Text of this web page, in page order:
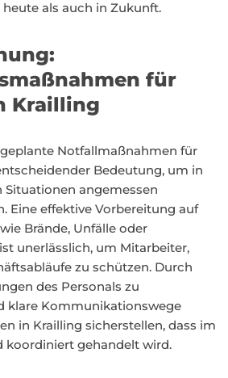
als auch in Zukunft.
für
Krailling
Notfallmaßnahmen für
Bedeutung, um in
Situationen angemessen
Eine effektive Vorbereitung auf
Brände, Unfälle oder
unerlässlich, um Mitarbeiter,
zu schützen. Durch
des Personals zu
klare Kommunikationswege
in Krailling sicherstellen, dass im
koordiniert gehandelt wird.